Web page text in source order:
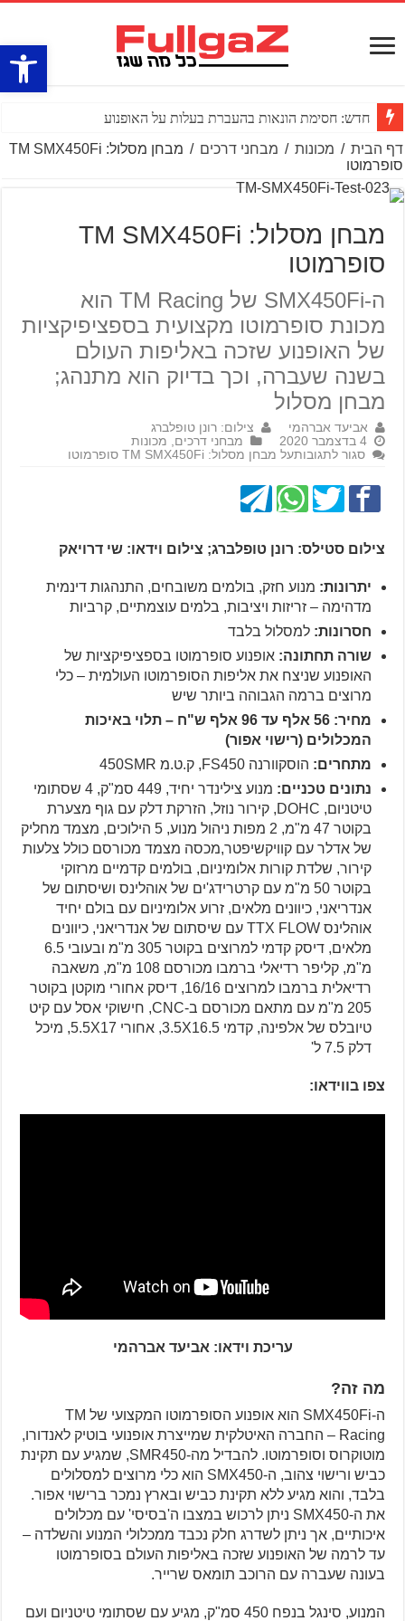
פתח
חדש: חסימת הונאות בהעברת בעלות על האופנוע
דף הבית / מכונות / מבחני דרכים /
מבחן מסלול: TM SMX450Fi
סופרמוטו
מבחן מסלול: TM SMX450Fi
סופרמוטו
ה-SMX450Fi של TM Racing הוא
מכונת סופרמוטו מקצועית בספציפיקציות
של האופנוע שזכה באליפות העולם
בשנה שעברה, וכך בדיוק הוא מתנהג;
מבחן מסלול
אביעד אברהמי
צילום: רונן טופלברג
4 בדצמבר 2020
מבחני דרכים
מכונות
סגור לתגובותעל מבחן מסלול: TM SMX450Fi סופרמוטו
צילום סטילס: רונן טופלברג; צילום וידאו: שי דרויאק
יתרונות: מנוע חזק, בולמים משובחים, התנהגות דינמית
מדהימה – זריזות ויציבות, בלמים עוצמתיים, קרביות
חסרונות: למסלול בלבד
שורה תחתונה: אופנוע סופרמוטו בספציפיקציות של
האופנוע שניצח את אליפות הסופרמוטו העולמית – כלי
מרוצים ברמה הגבוהה ביותר שיש
מחיר: 56 אלף עד 96 אלף ש"ח – תלוי באיכות
המכלולים (רישוי אפור)
מתחרים: הוסקוורנה FS450, ק.ט.מ 450SMR
נתונים טכניים:
מנוע צילינדר יחיד, 449 סמ"ק, 4 שסתומי
טיטניום, DOHC, קירור נוזל, הזרקת דלק עם גוף מצערת
בקוטר 47 מ"מ, 2 מפות ניהול מנוע, 5 הילוכים, מצמד מחליק
של אדלר עם קוויקשיפטר,מכסה מצמד מכורסם כולל צלעות
קירור, שלדת קורות אלומיניום, בולמים קדמיים מרזוקי
בקוטר 50 מ"מ עם קרטרידג'ים של אוהלינס ושיסתום של
אנדריאני, כיוונים מלאים, זרוע אלומיניום עם בולם יחיד
אוהלינס TTX FLOW עם שיסתום של אנדריאני, כיוונים
מלאים, דיסק קדמי למרוצים בקוטר 305 מ"מ ובעובי 6.5
מ"מ, קליפר רדיאלי ברמבו מכורסם 108 מ"מ, משאבה
רדיאלית ברמבו למרוצים 16/16, דיסק אחורי מוקטן בקוטר
205 מ"מ עם מתאם מכורסם ב-CNC, חישוקי אסל עם קיט
טיובלס של אלפינה, קדמי 3.5X16.5, אחורי 5.5X17, מיכל
דלק 7.5 ל'
צפו בווידאו:
עריכת וידאו: אביעד אברהמי
מה זה?
ה-SMX450Fi הוא אופנוע הסופרמוטו המקצועי של TM
Racing – החברה האיטלקית שמייצרת אופנועי בוטיק לאנדורו,
מוטוקרוס וסופרמוטו. להבדיל מה-SMR450, שמגיע עם תקינת
כביש ורישוי צהוב, ה-SMX450 הוא כלי מרוצים למסלולים
בלבד, והוא מגיע ללא תקינת כביש ובארץ נמכר ברישוי אפור.
את ה-SMX450 ניתן לרכוש במצבו ה'בסיסי' עם מכלולים
איכותיים, אך ניתן לשדרג חלק נכבד ממכלולי המנוע והשלדה –
עד לרמה של האופנוע שזכה באליפות העולם בסופרמוטו
בעונה שעברה עם הרוכב תומאס שרייר.
המנוע, סינגל בנפח 450 סמ"ק, מגיע עם שסתומי טיטניום ועם